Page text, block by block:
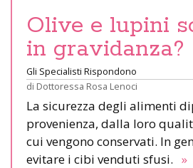
Olive e lupini
in gravidanza?
Gli Specialisti Rispondono
di Dottoressa Rosa Lenoci
La sicurezza degli alimenti
provenienza, dalla loro
cui vengono conservati. In
evitare i cibi venduti sfusi. »